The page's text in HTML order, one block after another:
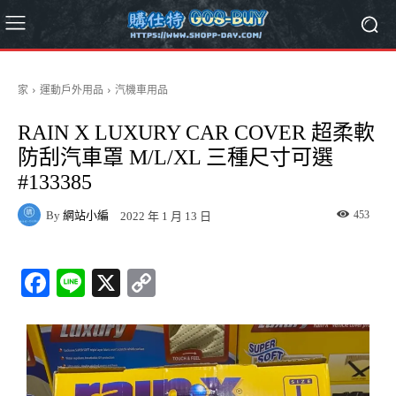
家 運動戶外用品 汽機車用品
RAIN X LUXURY CAR COVER 超柔軟
防刮汽車罩 M/L/XL 三種尺寸可選
#133385
By 網站小編 2022 年 1 月 13 日 453
Fa
bo
ok
Li
X
y
Li